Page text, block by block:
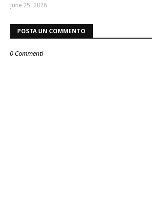
June 25, 2026
POSTA UN COMMENTO
0 Commenti